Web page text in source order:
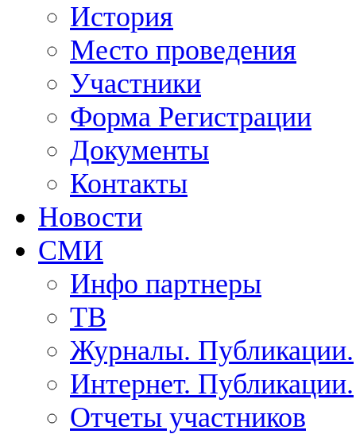
История
Место проведения
Участники
Форма Регистрации
Документы
Контакты
Новости
СМИ
Инфо партнеры
ТВ
Журналы. Публикации.
Интернет. Публикации.
Отчеты участников